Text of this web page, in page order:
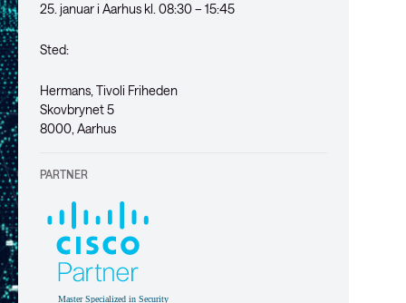
25. januar i Aarhus kl. 08:30 – 15:45
Sted:
Hermans, Tivoli Friheden
Skovbrynet 5
8000, Aarhus
PARTNER